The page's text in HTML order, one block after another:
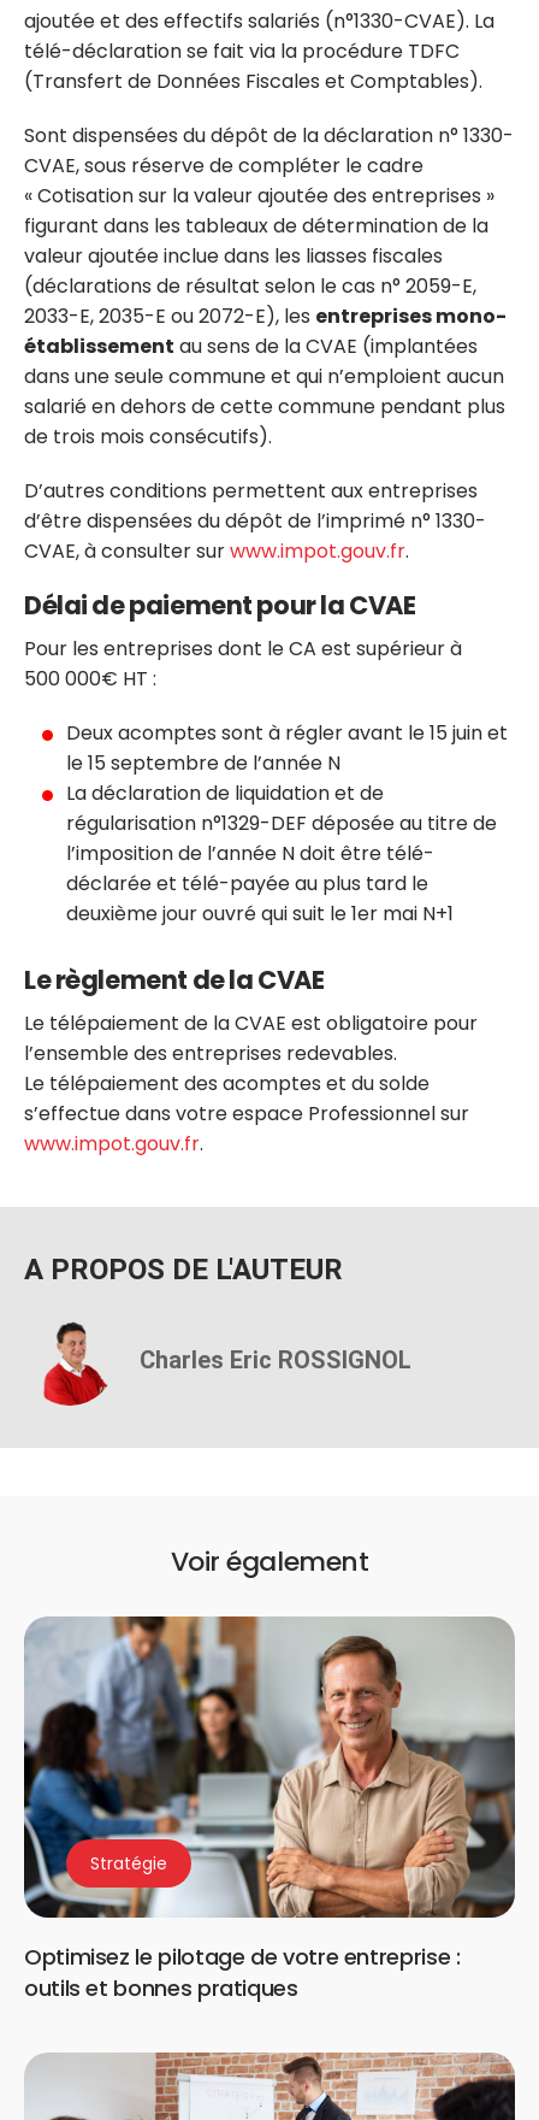
ajoutée et des effectifs salariés (n°1330-CVAE). La
télé-déclaration se fait via la procédure TDFC
(Transfert de Données Fiscales et Comptables).
Sont dispensées du dépôt de la déclaration n° 1330-
CVAE, sous réserve de compléter le cadre
« Cotisation sur la valeur ajoutée des entreprises »
figurant dans les tableaux de détermination de la
valeur ajoutée inclue dans les liasses fiscales
(déclarations de résultat selon le cas n° 2059-E,
2033-E, 2035-E ou 2072-E), les entreprises mono-
établissement au sens de la CVAE (implantées
dans une seule commune et qui n’emploient aucun
salarié en dehors de cette commune pendant plus
de trois mois consécutifs).
D’autres conditions permettent aux entreprises
d’être dispensées du dépôt de l’imprimé n° 1330-
CVAE, à consulter surwww.impot.gouv.fr.
Délai de paiement pour la CVAE
Pour les entreprises dont le CA est supérieur à
500 000€ HT :
Deux acomptes sont à régler avant le 15 juin et
le 15 septembre de l’année N
La déclaration de liquidation et de
régularisation n°1329-DEF déposée au titre de
l’imposition de l’année N doit être télé-
déclarée et télé-payée au plus tard le
deuxième jour ouvré qui suit le 1er mai N+1
Le règlement de la CVAE
Le télépaiement de la CVAE est obligatoire pour
l’ensemble des entreprises redevables.
Le télépaiement des acomptes et du solde
s’effectue dans votre espace Professionnel sur
www.impot.gouv.fr.
A PROPOS DE L'AUTEUR
Charles Eric ROSSIGNOL
Voir également
Optimisez le pilotage de votre entreprise :
outils et bonnes pratiques
Stratégie